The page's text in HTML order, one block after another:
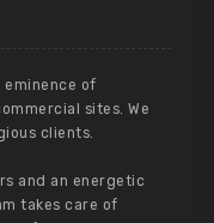
of
sites. We
clients.
and an energetic
takes care of